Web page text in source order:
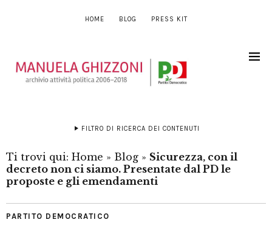
HOME BLOG PRESS KIT
FILTRO DI RICERCA DEI CONTENUTI
Ti trovi qui: Home » Blog » Sicurezza, con il
decreto non ci siamo. Presentate dal PD le
proposte e gli emendamenti
PARTITO DEMOCRATICO